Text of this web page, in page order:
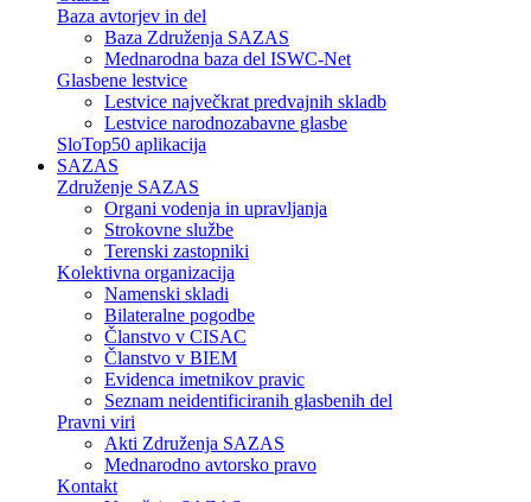
Baza avtorjev in del
Baza Združenja SAZAS
Mednarodna baza del ISWC-Net
Glasbene lestvice
Lestvice največkrat predvajnih skladb
Lestvice narodnozabavne glasbe
SloTop50 aplikacija
SAZAS
Združenje SAZAS
Organi vodenja in upravljanja
Strokovne službe
Terenski zastopniki
Kolektivna organizacija
Namenski skladi
Bilateralne pogodbe
Članstvo v CISAC
Članstvo v BIEM
Evidenca imetnikov pravic
Seznam neidentificiranih glasbenih del
Pravni viri
Akti Združenja SAZAS
Mednarodno avtorsko pravo
Kontakt